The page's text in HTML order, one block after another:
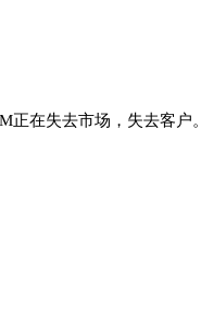
在失去市场，失去客户。